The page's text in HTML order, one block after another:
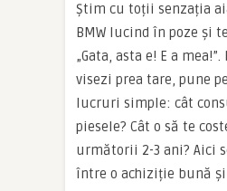
Știm cu toții senzația
BMW lucind în poze și
„Gata, asta e! E a
visezi prea tare, pune
lucruri simple: cât
piesele? Cât o să te
următorii 2-3 ani? Aici
între o achiziție bună